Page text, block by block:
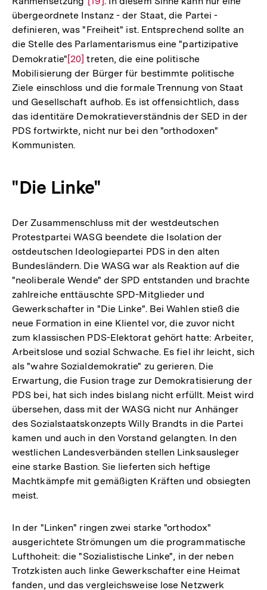
Auflösung
der
Fußnote
übergeordnete Instanz - der Staat, die Partei -
definieren, was "Freiheit" ist. Entsprechend sollte an
die Stelle des Parlamentarismus eine "partizipative
Demokratie"Zur
Auflösung
der
Fußnote
[20] treten, die eine politische
Mobilisierung der Bürger für bestimmte politische
Ziele einschloss und die formale Trennung von Staat
und Gesellschaft aufhob. Es ist offensichtlich, dass
das identitäre Demokratieverständnis der SED in der
PDS fortwirkte, nicht nur bei den "orthodoxen"
Kommunisten.
"Die Linke"
Der Zusammenschluss mit der westdeutschen
Protestpartei WASG beendete die Isolation der
ostdeutschen Ideologiepartei PDS in den alten
Bundesländern. Die WASG war als Reaktion auf die
"neoliberale Wende" der SPD entstanden und brachte
zahlreiche enttäuschte SPD-Mitglieder und
Gewerkschafter in "Die Linke". Bei Wahlen stieß die
neue Formation in eine Klientel vor, die zuvor nicht
zum klassischen PDS-Elektorat gehört hatte: Arbeiter,
Arbeitslose und sozial Schwache. Es fiel ihr leicht, sich
als "wahre Sozialdemokratie" zu gerieren. Die
Erwartung, die Fusion trage zur Demokratisierung der
PDS bei, hat sich indes bislang nicht erfüllt. Meist wird
übersehen, dass mit der WASG nicht nur Anhänger
des Sozialstaatskonzepts Willy Brandts in die Partei
kamen und auch in den Vorstand gelangten. In den
westlichen Landesverbänden stellen Linksausleger
eine starke Bastion. Sie lieferten sich heftige
Machtkämpfe mit gemäßigten Kräften und obsiegten
meist.
In der "Linken" ringen zwei starke "orthodox"
ausgerichtete Strömungen um die programmatische
Lufthoheit: die "Sozialistische Linke", in der neben
Trotzkisten auch linke Gewerkschafter eine Heimat
fanden, und das vergleichsweise lose Netzwerk